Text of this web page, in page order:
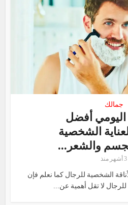
جمالك
اليومي أفضل
الشخصية
والشعر...
3 أشهر منذ
الشخصية للرجال كما نعلم فإن
للرجال لا تقل أهمية عن...